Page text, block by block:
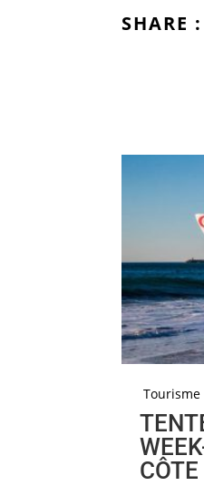
Tourisme